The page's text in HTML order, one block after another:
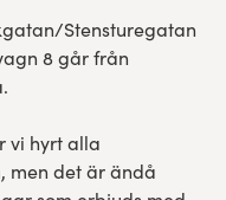
Stensturegatan
8 går från
vi hyrt alla
men det är ändå